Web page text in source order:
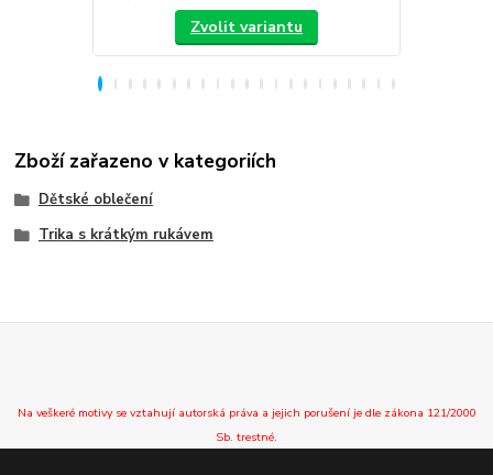
Zvolit variantu
Zboží zařazeno v kategoriích
Dětské oblečení
Trika s krátkým rukávem
Na veškeré motivy se vztahují autorská práva a jejich porušení je dle zákona 121/2000
Sb. trestné.